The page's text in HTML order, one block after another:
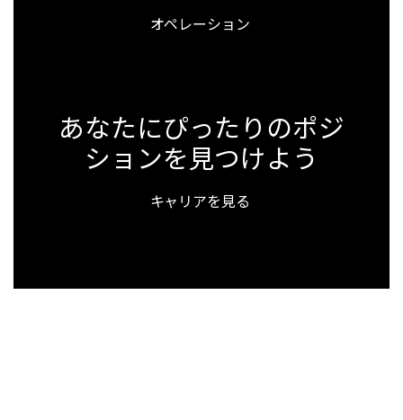
オペレーション
あなたにぴったりのポジ
ションを見つけよう
キャリアを見る